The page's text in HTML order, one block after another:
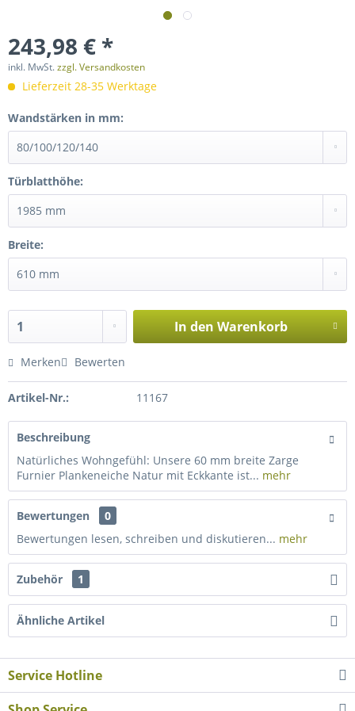
243,98 € *
inkl. MwSt.zzgl. Versandkosten
Lieferzeit 28-35 Werktage
Wandstärken in mm:
Türblatthöhe:
Breite:
In den Warenkorb
Merken Bewerten
Artikel-Nr.: 11167
Beschreibung
Natürliches Wohngefühl: Unsere 60 mm breite Zarge
Furnier Plankeneiche Natur mit Eckkante ist... mehr
Bewertungen
0
Bewertungen lesen, schreiben und diskutieren... mehr
Zubehör 1
Ähnliche Artikel
Service Hotline